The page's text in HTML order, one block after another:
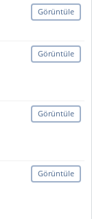
Görüntüle
Görüntüle
Görüntüle
Görüntüle